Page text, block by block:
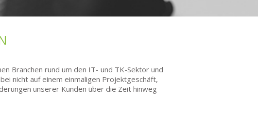
Branchen rund um den IT- und TK-Sektor und
nicht auf einem einmaligen Projektgeschäft,
unserer Kunden über die Zeit hinweg